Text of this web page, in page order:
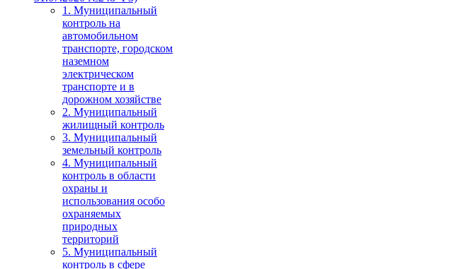
1. Муниципальный
контроль на
автомобильном
транспорте, городском
наземном
электрическом
транспорте и в
дорожном хозяйстве
2. Муниципальный
жилищный контроль
3. Муниципальный
земельный контроль
4. Муниципальный
контроль в области
охраны и
использования особо
охраняемых
природных
территорий
5. Муниципальный
контроль в сфере